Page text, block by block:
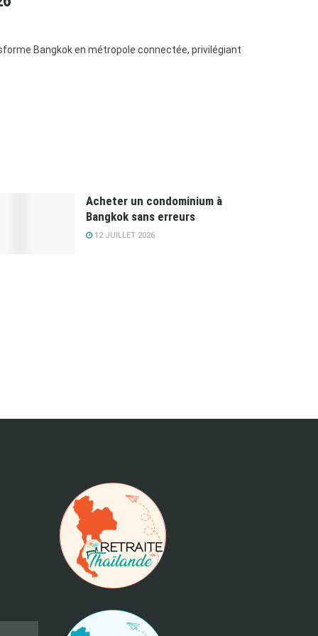
Bangkok en métropole connectée, privilégiant
Acheter un condominium à
Bangkok sans erreurs
12 JUILLET 2026